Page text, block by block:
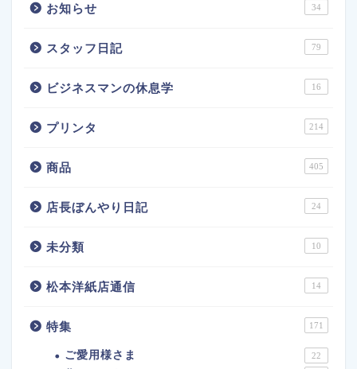
お知らせ 34
スタッフ日記 79
ビジネスマンの休息学 16
プリンタ 214
商品 405
店長ぼんやり日記 24
未分類 10
松本洋紙店通信 14
特集 171
ご愛用様さま 22